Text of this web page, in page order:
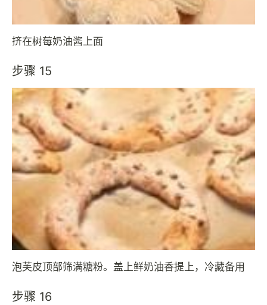
挤在树莓奶油酱上面
步骤 15
泡芙皮顶部筛满糖粉。盖上鲜奶油香提上，冷藏备用
步骤 16